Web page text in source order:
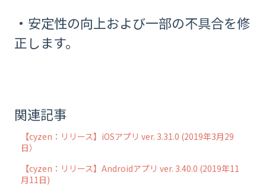
・安定性の向上および一部の不具合を修
正します。
関連記事
【cyzen：リリース】iOSアプリ ver. 3.31.0 (2019年3月29
日）
【cyzen：リリース】Androidアプリ ver. 3.40.0 (2019年11
月11日)